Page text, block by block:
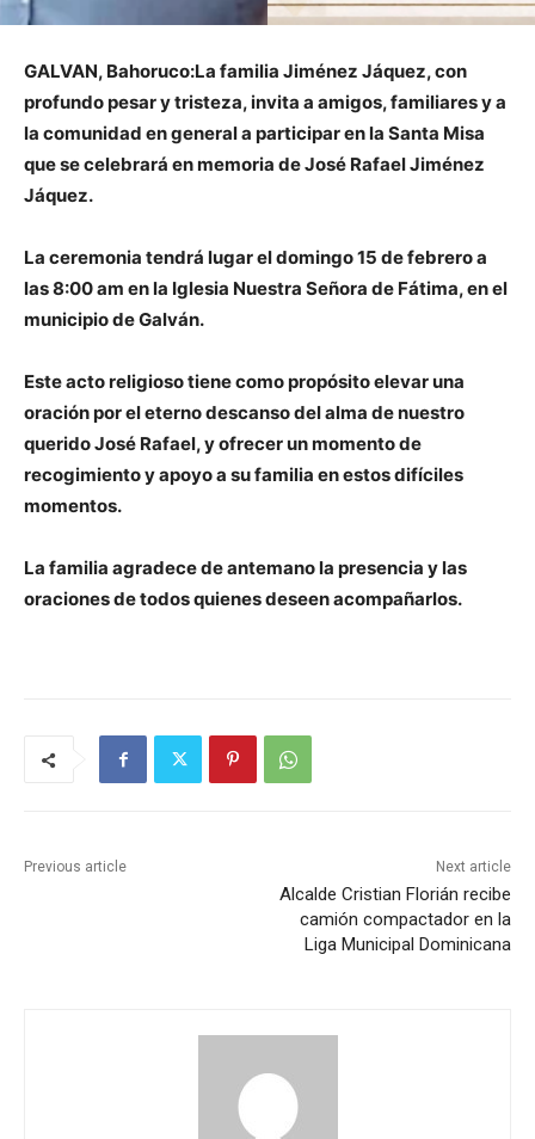
GALVAN, Bahoruco:La familia Jiménez Jáquez, con
profundo pesar y tristeza, invita a amigos, familiares y a
la comunidad en general a participar en la Santa Misa
que se celebrará en memoria de José Rafael Jiménez
Jáquez.
La ceremonia tendrá lugar el domingo 15 de febrero a
las 8:00 am en la Iglesia Nuestra Señora de Fátima, en el
municipio de Galván.
Este acto religioso tiene como propósito elevar una
oración por el eterno descanso del alma de nuestro
querido José Rafael, y ofrecer un momento de
recogimiento y apoyo a su familia en estos difíciles
momentos.
La familia agradece de antemano la presencia y las
oraciones de todos quienes deseen acompañarlos.
Previous article Next article
Alcalde Cristian Florián recibe
camión compactador en la
Liga Municipal Dominicana